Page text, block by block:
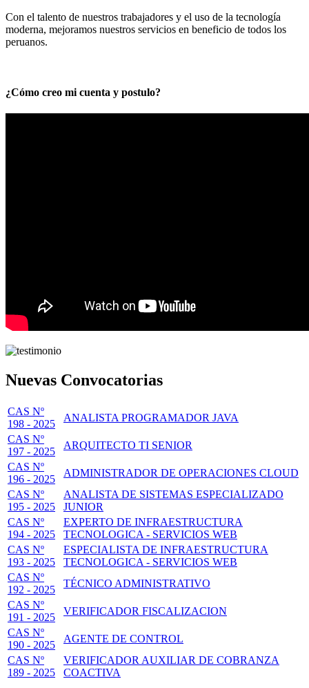
Con el talento de nuestros trabajadores y el uso de la tecnología
moderna, mejoramos nuestros servicios en beneficio de todos los
peruanos.
¿Cómo creo mi cuenta y postulo?
Nuevas Convocatorias
CAS Nº
198 - 2025
ANALISTA PROGRAMADOR JAVA
CAS Nº
197 - 2025
ARQUITECTO TI SENIOR
CAS Nº
196 - 2025
ADMINISTRADOR DE OPERACIONES CLOUD
CAS Nº
195 - 2025
ANALISTA DE SISTEMAS ESPECIALIZADO
JUNIOR
CAS Nº
194 - 2025
EXPERTO DE INFRAESTRUCTURA
TECNOLOGICA - SERVICIOS WEB
CAS Nº
193 - 2025
ESPECIALISTA DE INFRAESTRUCTURA
TECNOLOGICA - SERVICIOS WEB
CAS Nº
192 - 2025
TÉCNICO ADMINISTRATIVO
CAS Nº
191 - 2025
VERIFICADOR FISCALIZACION
CAS Nº
190 - 2025
AGENTE DE CONTROL
CAS Nº
189 - 2025
VERIFICADOR AUXILIAR DE COBRANZA
COACTIVA